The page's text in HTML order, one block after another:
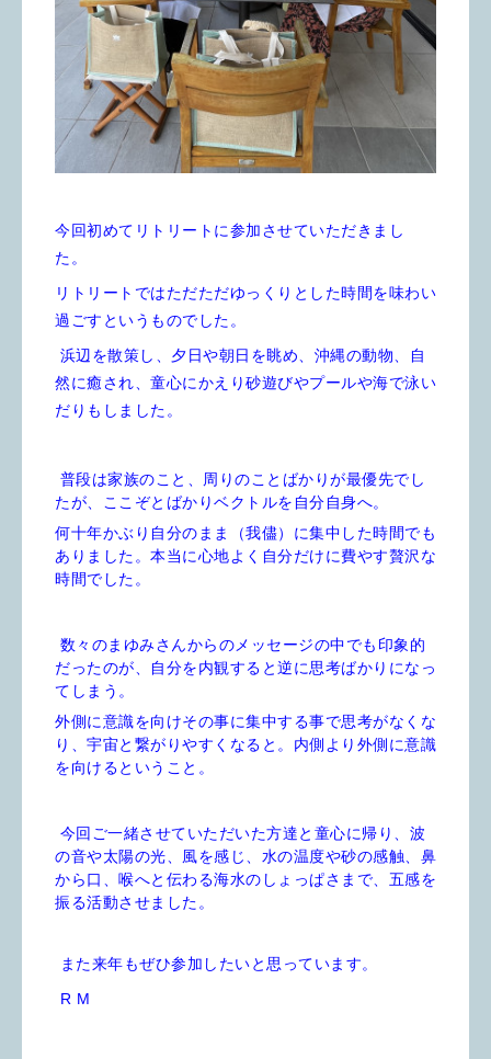
今回初めてリトリートに参加させていただきまし
た。
リトリートではただただゆっくりとした時間を味わい
過ごすというものでした。
浜辺を散策し、夕日や朝日を眺め、沖縄の動物、自
然に癒され、童心にかえり砂遊びやプールや海で泳い
だりもしました。
普段は家族のこと、周りのことばかりが最優先でし
たが、ここぞとばかりベクトルを自分自身へ。
何十年かぶり自分のまま（我儘）に集中した時間でも
ありました。本当に心地よく自分だけに費やす贅沢な
時間でした。
数々のまゆみさんからのメッセージの中でも印象的
だったのが、自分を内観すると逆に思考ばかりになっ
てしまう。
外側に意識を向けその事に集中する事で思考がなくな
り、宇宙と繋がりやすくなると。内側より外側に意識
を向けるということ。
今回ご一緒させていただいた方達と童心に帰り、波
の音や太陽の光、風を感じ、水の温度や砂の感触、鼻
から口、喉へと伝わる海水のしょっぱさまで、五感を
振る活動させました。
また来年もぜひ参加したいと思っています。
R M